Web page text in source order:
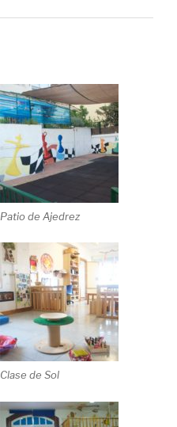
Patio de Ajedrez
Clase de Sol